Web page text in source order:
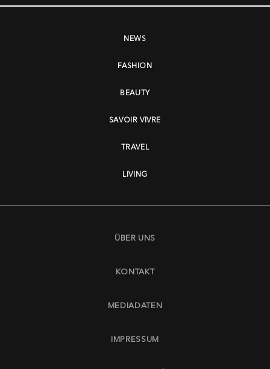
NEWS
FASHION
BEAUTY
SAVOIR VIVRE
TRAVEL
LIVING
ÜBER UNS
KONTAKT
MEDIADATEN
IMPRESSUM